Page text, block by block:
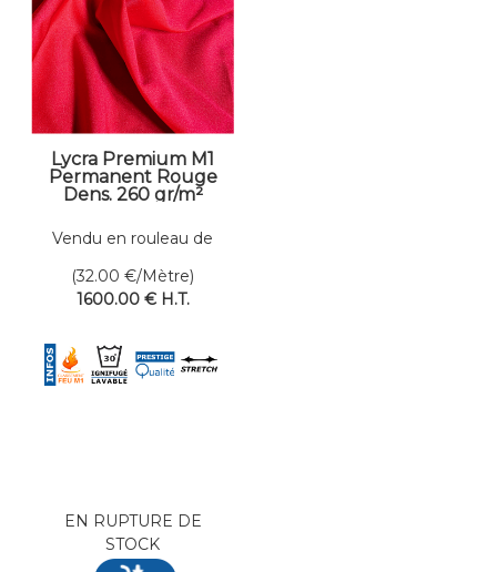
Lycra Premium M1
Permanent Rouge
Dens. 260 gr/m²
Vendu en rouleau de
(32.00 €/Mètre)
1600.00 € H.T.
EN RUPTURE DE
STOCK